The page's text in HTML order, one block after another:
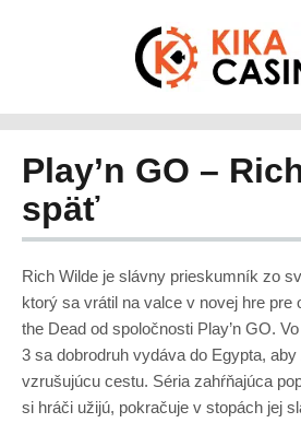
Play’n GO –
späť
Rich Wilde je slávny prieskumník zo
ktorý sa vrátil na valce v novej hre pre
the Dead od spoločnosti Play’n GO.
3 sa dobrodruh vydáva do Egypta,
vzrušujúcu cestu. Séria zahŕňajúca
si hráči užijú, pokračuje v stopách jej